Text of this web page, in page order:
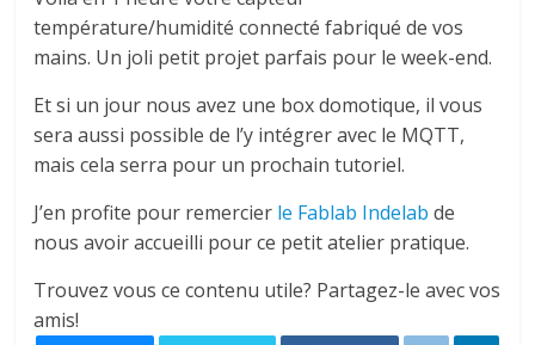
température/humidité connecté fabriqué de vos
mains. Un joli petit projet parfais pour le week-end.
Et si un jour nous avez une box domotique, il vous
sera aussi possible de l’y intégrer avec le MQTT,
mais cela serra pour un prochain tutoriel.
J’en profite pour remercier le Fablab Indelab de
nous avoir accueilli pour ce petit atelier pratique.
Trouvez vous ce contenu utile? Partagez-le avec vos
amis!